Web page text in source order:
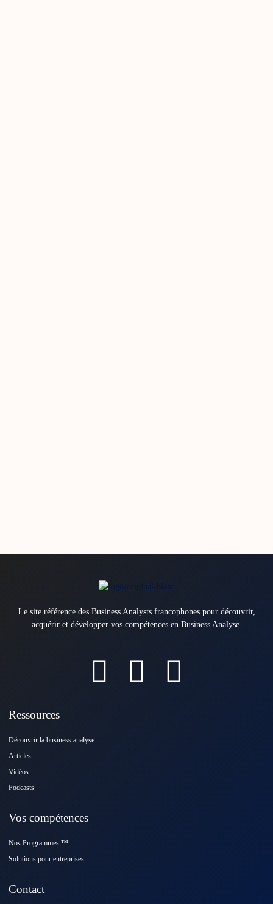
Le site référence des Business Analysts francophones pour découvrir,
acquérir et développer vos compétences en Business Analyse.
Ressources
Découvrir la business analyse
Articles
Vidéos
Podcasts
Vos compétences
Nos Programmes ™️
Solutions pour entreprises
Contact